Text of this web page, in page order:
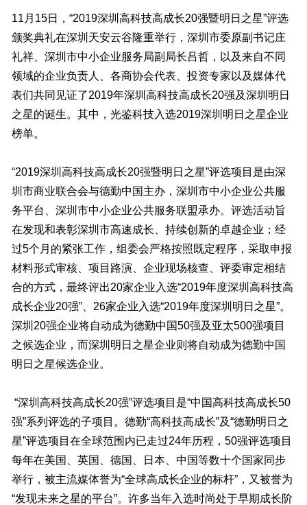
11月15日，“2019深圳高科技高成长20强暨明日之星”评选
颁奖典礼在深圳天安云谷隆重举行，深圳市委原副书记庄
礼祥、深圳市中小企业服务局副局长吕哲，以及来自不同
领域的企业负责人、各商协会代表、投资专家以及媒体代
表们共同见证了2019年深圳高科技高成长20强及深圳明日
之星的诞生。其中，光鉴科技入选2019深圳明日之星企业
榜单。
“2019深圳高科技高成长20强暨明日之星”评选项目是由深
圳市商业联合会与德勤中国主办，深圳市中小企业公共服
务平台、深圳市中小企业公共服务联盟承办。评选活动旨
在发现和表彰深圳市高速成长、持续创新的卓越企业；经
过5个月的紧张工作，组委会严格按照既定程序，采取申报
材料形式审核、项目路演、企业现场核查、评委审定相结
合的方式，最终评出20家企业入选“2019年度深圳高科技高
成长企业20强”、26家企业入选“2019年度深圳明日之星”。
深圳20强企业将自动成为德勤中国50强及亚太500强项目
之候选企业，而深圳明日之星企业则将自动成为德勤中国
明日之星候选企业。
“深圳高科技高成长20强”评选项目是“中国高科技高成长50
强”系列评选的子项目。德勤“高科技高成长”及“德勤明日之
星”评选项目在全球范围内已走过24年历程，50强评选项目
每年在美国、英国、德国、日本、中国等数十个国家同步
举行，被主流媒体誉为“全球高成长企业的标杆”，又被誉为
“发现未来之星的平台”。许多当年入选时尚处于早期成长阶